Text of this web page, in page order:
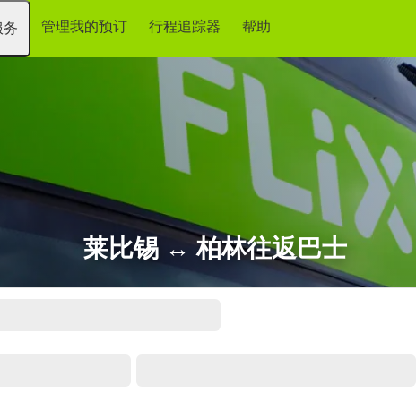
务 管理我的预订 行程追踪器 帮助
莱比锡 ↔ 柏林往返巴士